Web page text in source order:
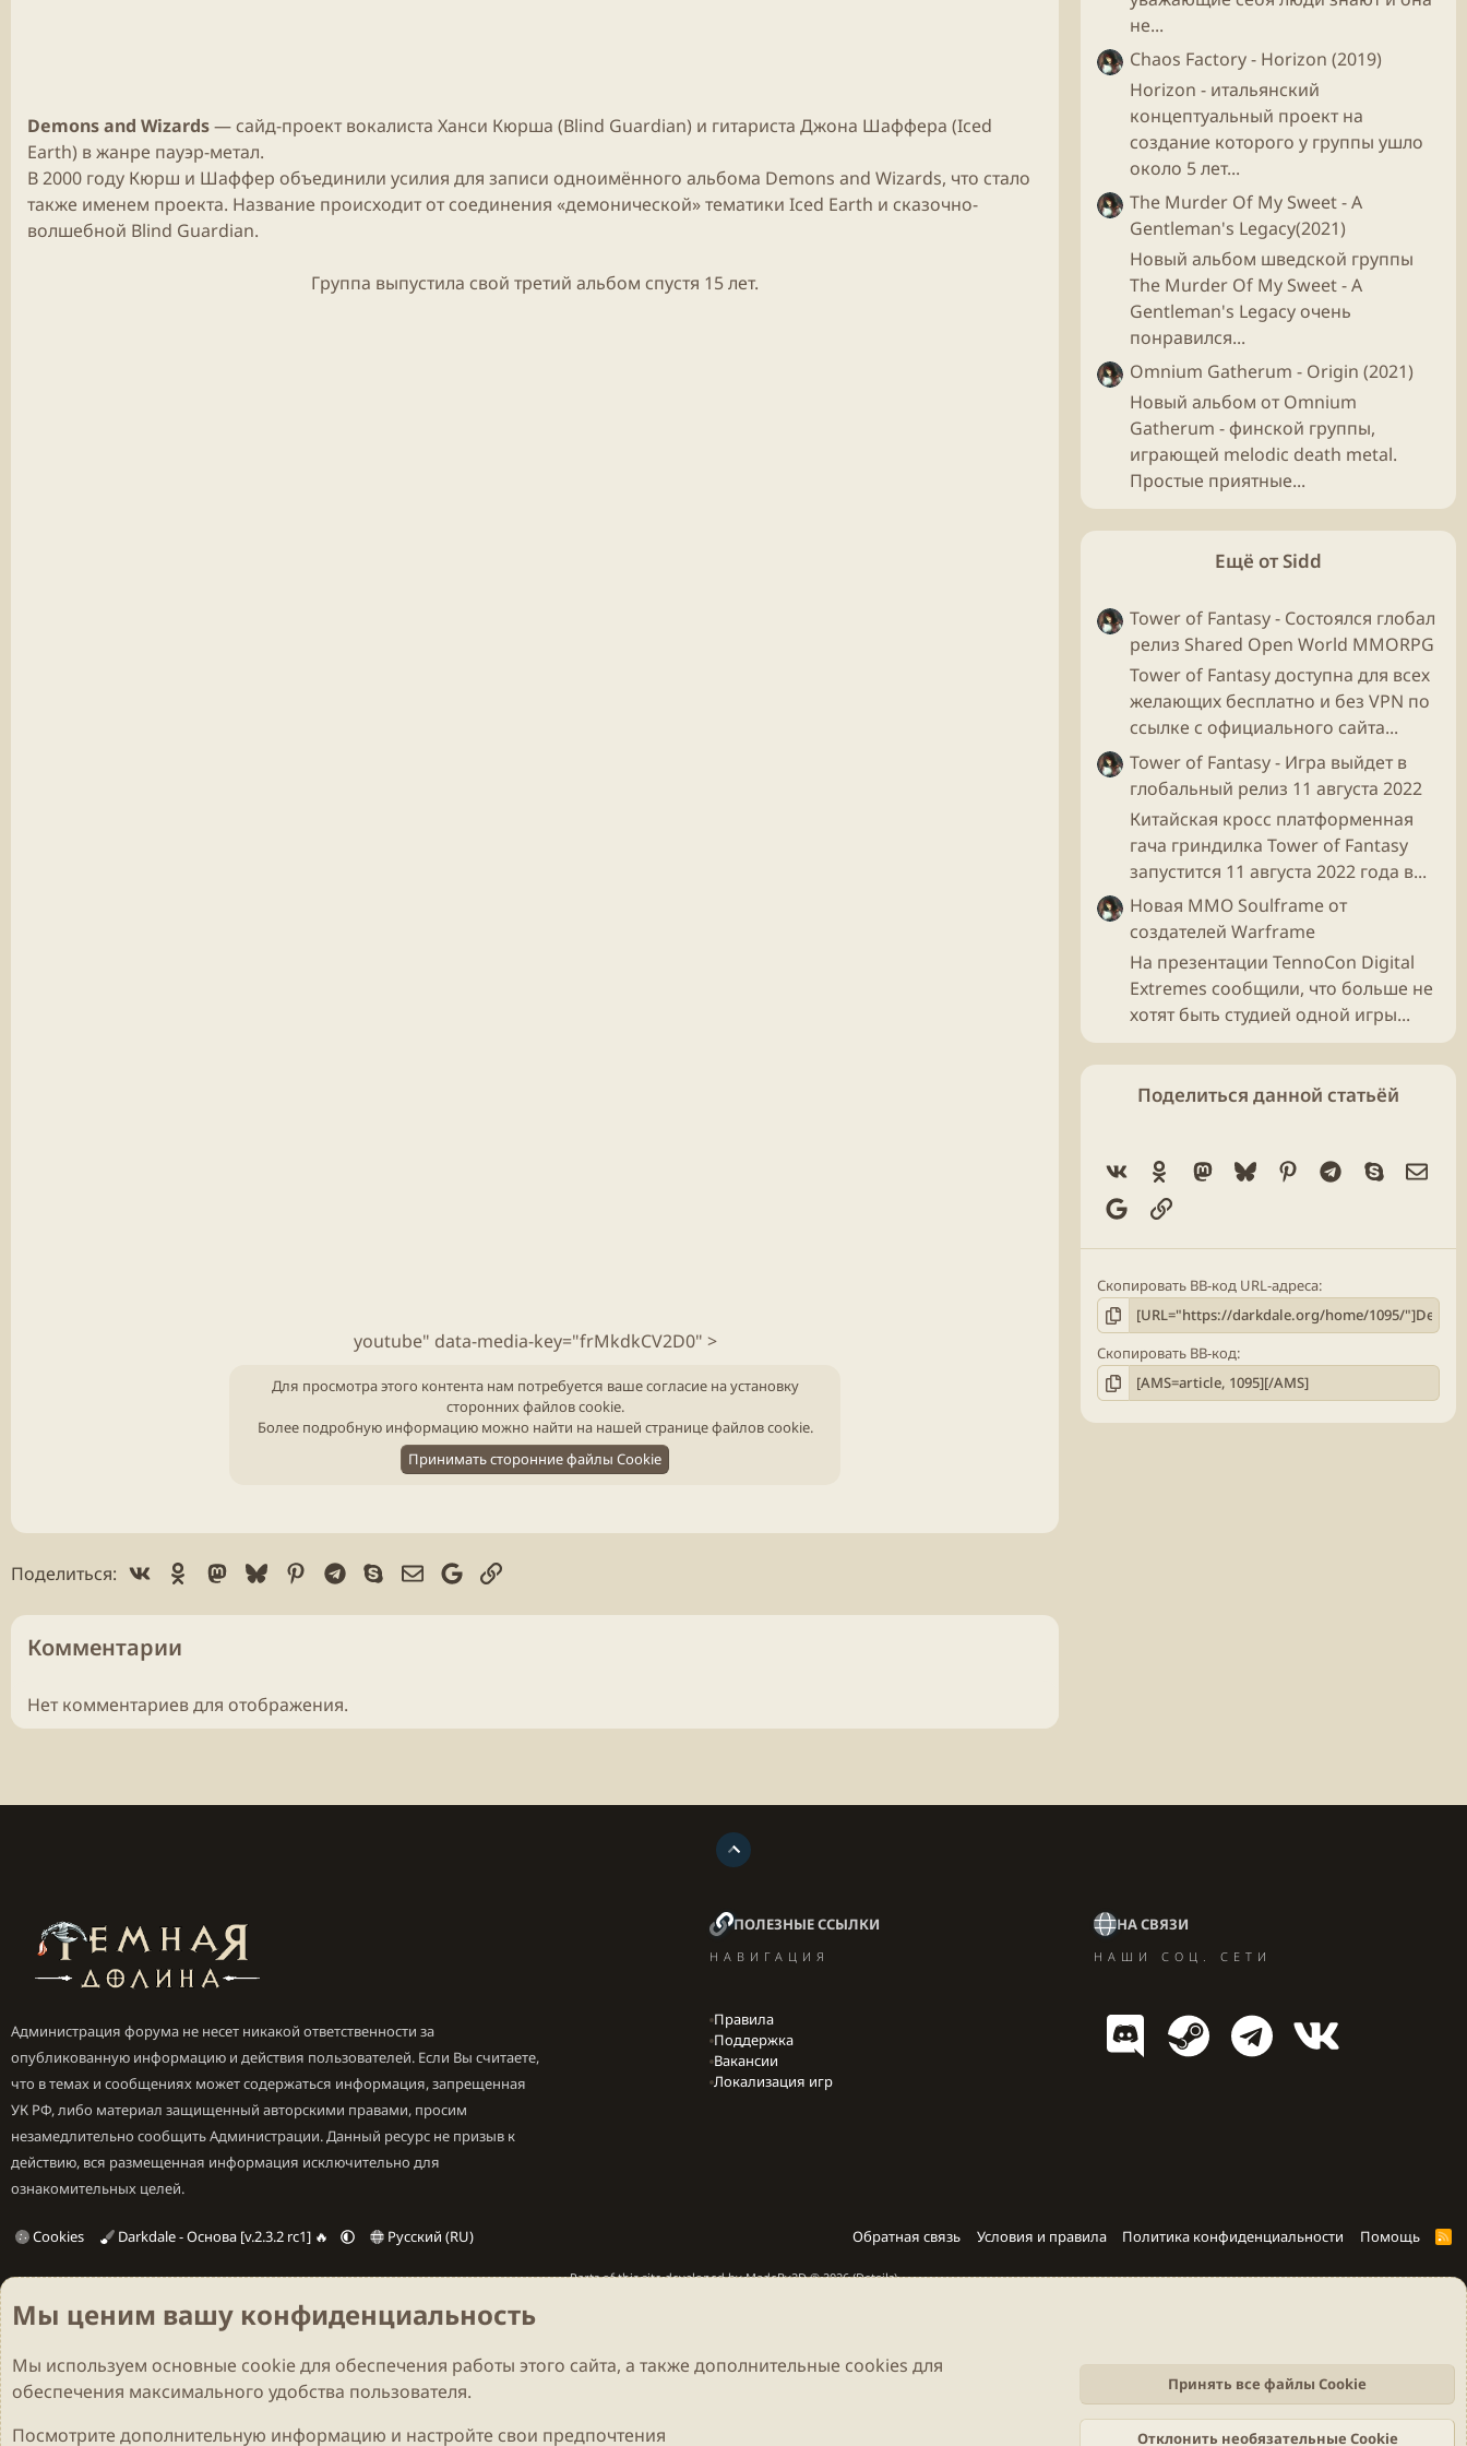
Demons and Wizards— сайд-проект вокалиста Ханси Кюрша (Blind Guardian) и гитариста Джона Шаффера (Iced
Earth) в жанре пауэр-метал.
В 2000 году Кюрш и Шаффер объединили усилия для записи одноимённого альбома Demons and Wizards, что стало
также именем проекта. Название происходит от соединения «демонической» тематики Iced Earth и сказочно-
волшебной Blind Guardian.
Группа выпустила свой третий альбом спустя 15 лет.
youtube" data-media-key="frMkdkCV2D0" >
Для просмотра этого контента нам потребуется ваше согласие на установку
сторонних файлов cookie.
Более подробную информацию можно найти на нашей странице файлов cookie.
Принимать сторонние файлы Cookie
Поделиться: Vk Ok Mastodon
BlueskyPinterest
Telegram
SkypeЭлектронная почта
GoogleСсылка
Комментарии
Нет комментариев для отображения.
не...
Chaos Factory - Horizon (2019)
Horizon - итальянский
концептуальный проект на
создание которого у группы ушло
около 5 лет...
The Murder Of My Sweet - A
Gentleman's Legacy(2021)
Новый альбом шведской группы
The Murder Of My Sweet - A
Gentleman's Legacy очень
понравился...
Omnium Gatherum - Origin (2021)
Новый альбом от Omnium
Gatherum - финской группы,
играющей melodic death metal.
Простые приятные...
Ещё от Sidd
Tower of Fantasy - Состоялся глобал
релиз Shared Open World MMORPG
Tower of Fantasy доступна для всех
желающих бесплатно и без VPN по
ссылке с официального сайта...
Tower of Fantasy - Игра выйдет в
глобальный релиз 11 августа 2022
Китайская кросс платформенная
гача гриндилка Tower of Fantasy
запустится 11 августа 2022 года в...
Новая ММО Soulframe от
создателей Warframe
На презентации TennoCon Digital
Extremes сообщили, что больше не
хотят быть студией одной игры...
Поделиться данной статьёй
Ok Mastodon
BlueskyPinterestTelegram
Skype
GoogleСсылка
Скопировать BB-код URL-адреса
Скопировать BB-код
Администрация форума не несет никакой ответственности за
опубликованную информацию и действия пользователей. Если Вы считаете,
что в темах и сообщениях может содержаться информация, запрещенная
УК РФ, либо материал защищенный авторскими правами, просим
незамедлительно сообщить Администрации. Данный ресурс не призыв к
действию, вся размещенная информация исключительно для
ознакомительных целей.
ПОЛЕЗНЫЕ ССЫЛКИ
НАВИГАЦИЯ
Правила
Поддержка
Вакансии
Локализация игр
НА СВЯЗИ
НАШИ СОЦ. СЕТИ
Cookies Darkdale - Основа [v.2.3.2 rc1] 🔥 Русский (RU) Обратная связь Условия и правила Политика конфиденциальности Помощь
R
Parts of this site developed byMadeBy2D© 2026 (Details)
Мы ценим вашу конфиденциальность
Мы используем основные cookieдля обеспечения работы этого сайта, а также дополнительные cookies для
обеспечения максимального удобства пользователя.
Посмотрите дополнительную информацию и настройте свои предпочтения
Принять все файлы Cookie
Отклонить необязательные Cookie